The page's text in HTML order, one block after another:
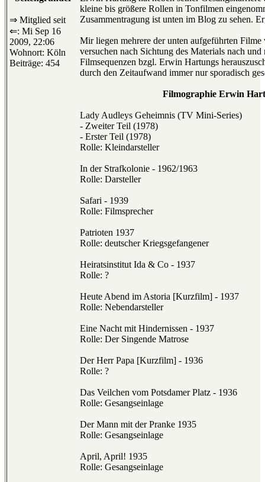
⇒ Mitglied seit
⇐: Mi Sep 16
2009, 22:06
Wohnort: Köln
Beiträge: 454
kleine bis größere Rollen in Tonfilmen
Zusammentragung ist unten im Blog zu sehen.
Mir liegen mehrere der unten aufgeführten
versuchen nach Sichtung des Materials nach und
Filmsequenzen bzgl. Erwin Hartungs
durch den Zeitaufwand immer nur sporadisch
Filmographie Erwin
Lady Audleys Geheimnis (TV Mini-Series)
- Zweiter Teil (1978)
- Erster Teil (1978)
Rolle: Kleindarsteller
In der Strafkolonie - 1962/1963
Rolle: Darsteller
Safari - 1939
Rolle: Filmsprecher
Patrioten 1937
Rolle: deutscher Kriegsgefangener
Heiratsinstitut Ida & Co - 1937
Rolle: ?
Heute Abend im Astoria [Kurzfilm] - 1937
Rolle: Nebendarsteller
Eine Nacht mit Hindernissen - 1937
Rolle: Der Singende Matrose
Der Herr Papa [Kurzfilm] - 1936
Rolle: ?
Das Veilchen vom Potsdamer Platz - 1936
Rolle: Gesangseinlage
Der Mann mit der Pranke 1935
Rolle: Gesangseinlage
April, April! 1935
Rolle: Gesangseinlage